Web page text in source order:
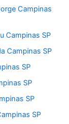
Campinas
Campinas SP
Campinas SP
SP
SP
SP
SP